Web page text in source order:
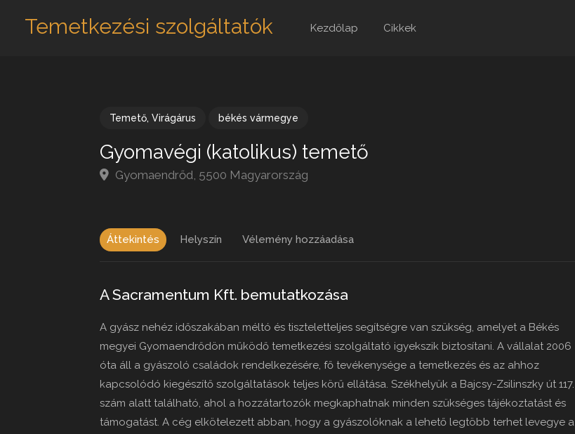
Temetkezési szolgáltatók Kezdőlap Cikkek
Temető, Virágárus békés vármegye
Gyomavégi (katolikus) temető
Gyomaendrőd, 5500 Magyarország
Áttekintés Helyszín Vélemény hozzáadása
A Sacramentum Kft. bemutatkozása
A gyász nehéz időszakában méltó és tiszteletteljes segítségre van szükség, amelyet a Békés
megyei Gyomaendrődön működő temetkezési szolgáltató igyekszik biztosítani. A vállalat 2006
óta áll a gyászoló családok rendelkezésére, fő tevékenysége a temetkezés és az ahhoz
kapcsolódó kiegészítő szolgáltatások teljes körű ellátása. Székhelyük a Bajcsy-Zsilinszky út 117.
szám alatt található, ahol a hozzátartozók megkaphatnak minden szükséges tájékoztatást és
támogatást. A cég elkötelezett abban, hogy a gyászolóknak a lehető legtöbb terhet levegye a